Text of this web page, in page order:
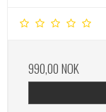
990,00 NOK